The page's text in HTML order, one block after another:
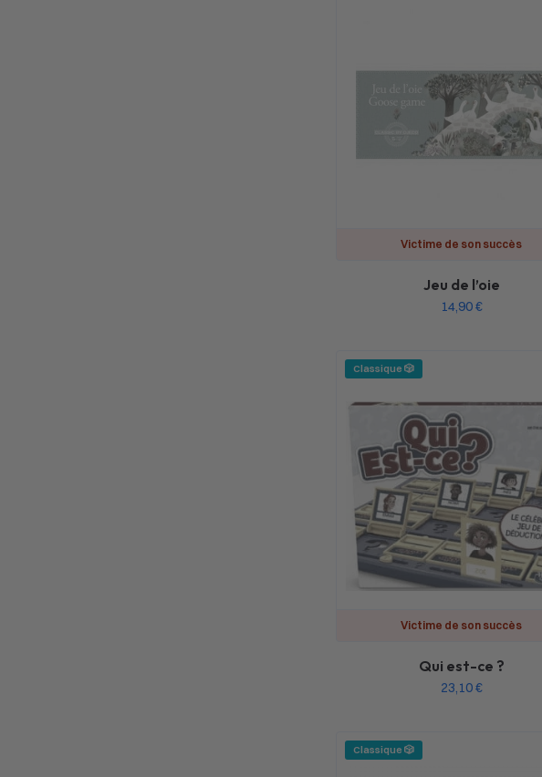
Victime de son succès
Jeu de l’oie
14,90€
Classique 🎲
Victime de son succès
Qui est-ce ?
23,10€
Classique 🎲